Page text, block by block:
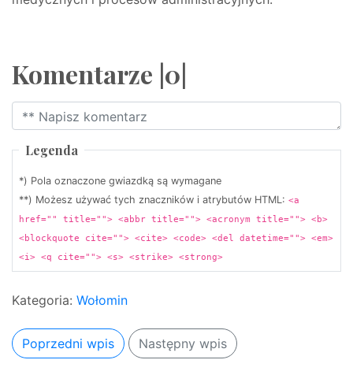
Komentarze |0|
Legenda
*) Pola oznaczone gwiazdką są wymagane
**) Możesz używać tych znaczników i atrybutów HTML: <a
href="" title=""> <abbr title=""> <acronym title=""> <b>
<blockquote cite=""> <cite> <code> <del datetime=""> <em>
<i> <q cite=""> <s> <strike> <strong>
Kategoria: Wołomin
Poprzedni wpis Następny wpis